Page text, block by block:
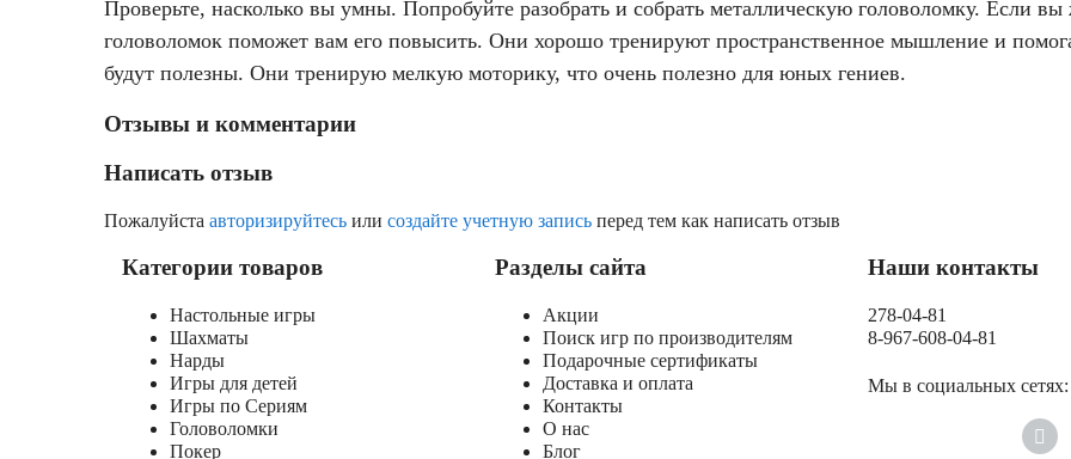
Проверьте, насколько вы умны. Попробуйте разобрать и собрать металлическую головоломку. Если
головоломок поможет вам его повысить. Они хорошо тренируют пространственное мышление и
будут полезны. Они тренирую мелкую моторику, что очень полезно для юных гениев.
Отзывы и комментарии
Написать отзыв
Пожалуйста авторизируйтесь или создайте учетную запись перед тем как написать отзыв
Категории товаров
Настольные игры
Шахматы
Нарды
Игры для детей
Игры по Сериям
Головоломки
Покер
Разделы сайта
Акции
Поиск игр по производителям
Подарочные сертификаты
Доставка и оплата
Контакты
О нас
Блог
Наши контакты
278-04-81
8-967-608-04-81
Мы в социальных сетях: